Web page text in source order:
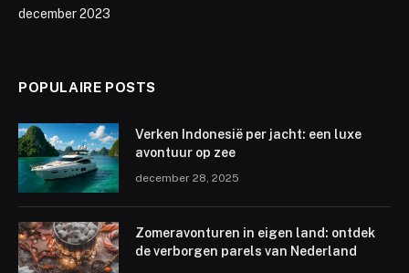
december 2023
POPULAIRE POSTS
Verken Indonesië per jacht: een luxe
avontuur op zee
december 28, 2025
Zomeravonturen in eigen land: ontdek
de verborgen parels van Nederland